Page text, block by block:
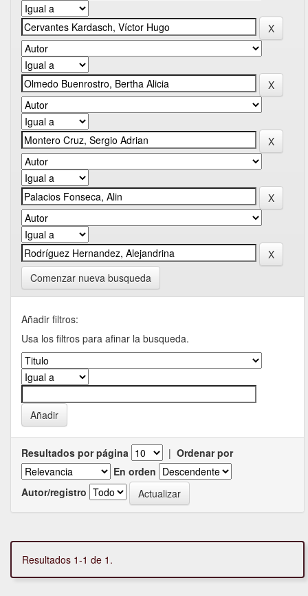
Comenzar nueva busqueda
Añadir filtros:
Usa los filtros para afinar la busqueda.
Resultados por página | Ordenar por
En orden
Autor/registro
Resultados 1-1 de 1.